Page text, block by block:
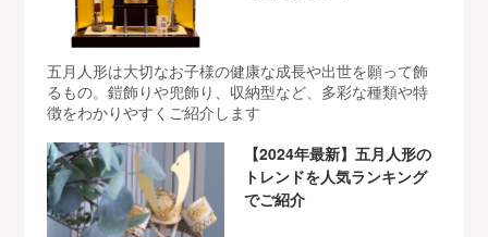
五月人形は大切なお子様の健康な成長や出世を願って飾
るもの。鎧飾りや兜飾り、収納型など、多彩な種類や特
徴をわかりやすくご紹介します
【2024年最新】五月人形の
トレンドを人気ランキング
でご紹介